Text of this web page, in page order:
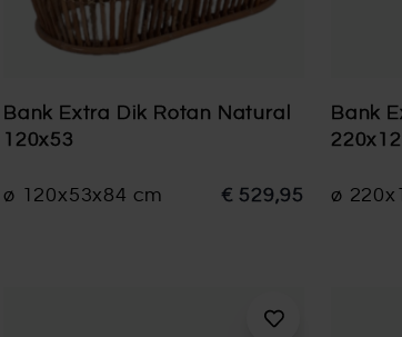
Bank Extra Dik Rotan Natural
120x53
ø 120x53x84 cm € 529,95
Bank
ø